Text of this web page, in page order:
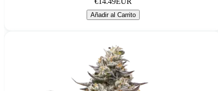
Añadir al Carrito